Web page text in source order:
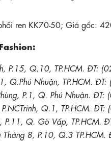
ren KK70-50; Giá gốc:
P.15, Q.10, TP.HCM. ĐT:
Q.Phú Nhuận, TP.HCM.
P.1, Q. Phú Nhuận.
Q.1, TP.HCM.
P.11, Q. Gò Vấp, TP.HCM.
8, P.10, Q.3